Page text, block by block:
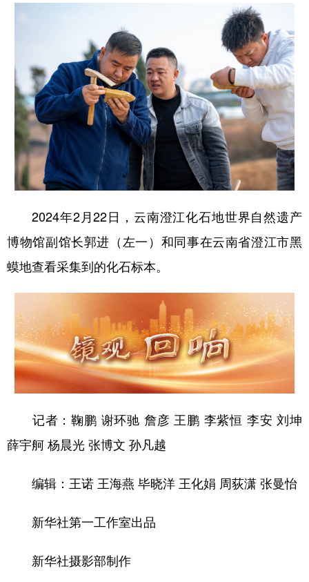
2024年2月22日，云南澄江化石地世界自然遗产
博物馆副馆长郭进（左一）和同事在云南省澄江市黑
蟆地查看采集到的化石标本。
记者：鞠鹏 谢环驰 詹彦 王鹏 李紫恒 李安 刘坤
薛宇舸 杨晨光 张博文 孙凡越
编辑：王诺 王海燕 毕晓洋 王化娟 周荻潇 张曼怡
新华社第一工作室出品
新华社摄影部制作